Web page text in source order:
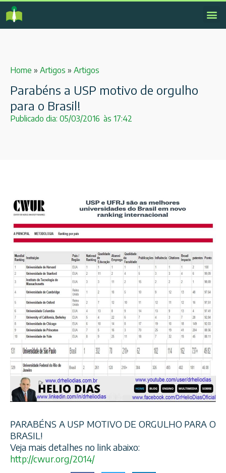
Home » Artigos » Artigos
Parabéns a USP motivo de orgulho
para o Brasil!
Publicado dia: 05/03/2016 às 17:42
PARABÉNS A USP MOTIVO DE ORGULHO PARA O
BRASIL!
Veja mais detalhes no link abaixo:
http://cwur.org/2014/